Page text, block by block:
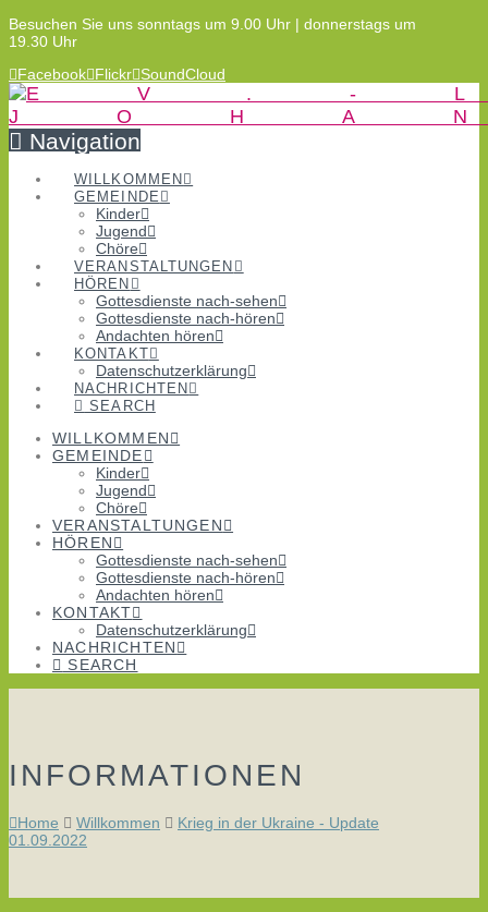
Besuchen Sie uns sonntags um 9.00 Uhr | donnerstags um
19.30 Uhr
Facebook Flickr SoundCloud
Navigation
WILLKOMMEN
GEMEINDE
Kinder
Jugend
Chöre
VERANSTALTUNGEN
HÖREN
Gottesdienste nach-sehen
Gottesdienste nach-hören
Andachten hören
KONTAKT
Datenschutzerklärung
NACHRICHTEN
SEARCH
WILLKOMMEN
GEMEINDE
Kinder
Jugend
Chöre
VERANSTALTUNGEN
HÖREN
Gottesdienste nach-sehen
Gottesdienste nach-hören
Andachten hören
KONTAKT
Datenschutzerklärung
NACHRICHTEN
SEARCH
INFORMATIONEN
Home Willkommen
Krieg in der Ukraine - Update
01.09.2022